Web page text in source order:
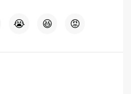
😭 😆 😡